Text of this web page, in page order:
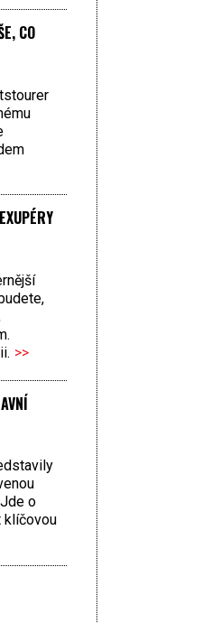
CO
>>
o
klíčovou